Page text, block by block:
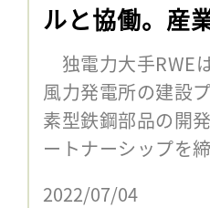
ルと協働。産
独電力大手RWE
風力発電所の建設
素型鉄鋼部品の開
ートナーシップを
2022/07/04